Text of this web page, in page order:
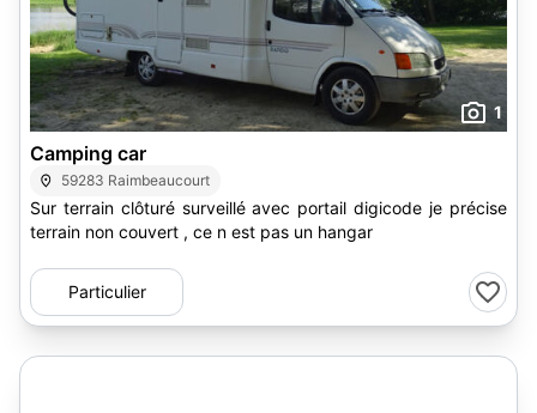
1
Camping car
59283 Raimbeaucourt
Sur terrain clôturé surveillé avec portail digicode je précise
terrain non couvert , ce n est pas un hangar
Particulier